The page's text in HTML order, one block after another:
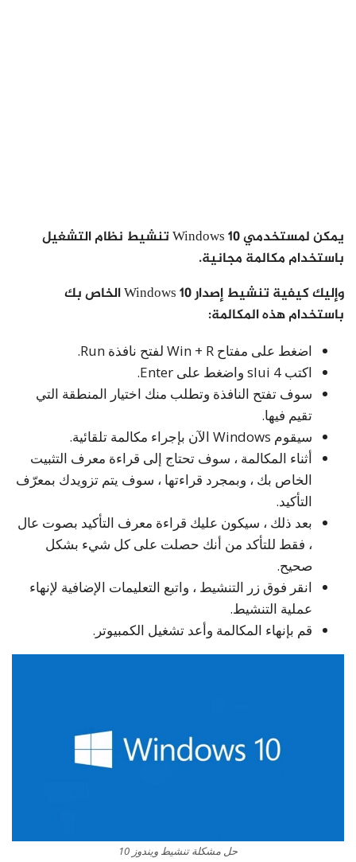
يمكن لمستخدمي Windows 10 تنشيط نظام التشغيل
باستخدام مكالمة مجانية.
وإليك كيفية تنشيط إصدار Windows 10 الخاص بك
باستخدام هذه المكالمة:
اضغط على مفتاح Win + R لفتح نافذة Run.
اكتب slui 4 واضغط على Enter.
سوف تفتح النافذة وتطلب منك اختيار المنطقة التي
تقيم فيها.
سيقوم Windows الآن بإجراء مكالمة تلقائية.
أثناء المكالمة ، سوف تحتاج إلى قراءة معرف التثبيت
الخاص بك ، وبمجرد قراءتها ، سوف يتم تزويدك بمعرّف
التأكيد.
بعد ذلك ، سيكون عليك قراءة معرف التأكيد بصوت عال
، فقط للتأكد من أنك حصلت على كل شيء بشكل
صحيح.
انقر فوق زر التنشيط ، واتبع التعليمات الإضافية لإنهاء
عملية التنشيط.
قم بإنهاء المكالمة وأعد تشغيل الكمبيوتر.
حل مشكلة تنشيط ويندوز 10